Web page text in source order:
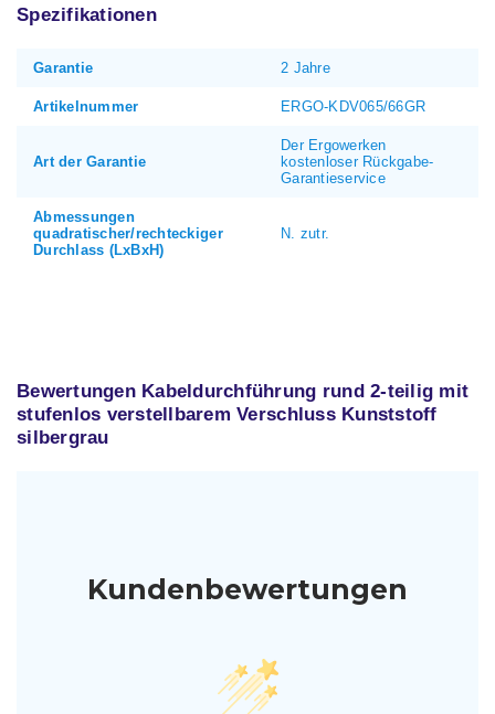
Spezifikationen
Garantie 2 Jahre
Artikelnummer ERGO-KDV065/66GR
Art der Garantie
Der Ergowerken
kostenloser Rückgabe-
Garantieservice
Abmessungen
quadratischer/rechteckiger
Durchlass (LxBxH)
N. zutr.
Bewertungen Kabeldurchführung rund 2-teilig mit
stufenlos verstellbarem Verschluss Kunststoff
silbergrau
Kundenbewertungen